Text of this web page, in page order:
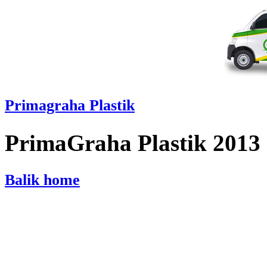
Primagraha Plastik
PrimaGraha Plastik 2013
Balik home